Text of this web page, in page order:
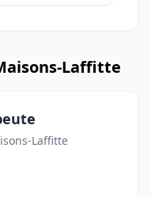
Laffitte
Laffitte